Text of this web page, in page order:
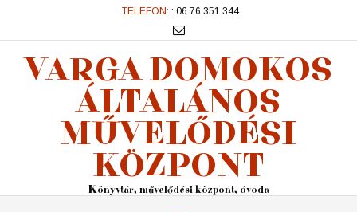
TELEFON: : 06 76 351 344
VARGA DOMOKOS
ÁLTALÁNOS
MŰVELŐDÉSI
KÖZPONT
Könyvtár, művelődési központ, óvoda